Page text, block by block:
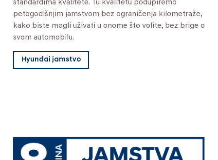
standardima kvalitete. Tu kvalitetu podupiremo
petogodišnjim jamstvom bez ograničenja kilometraže,
kako biste mogli uživati u onome što volite, bez brige o
svom automobilu.
Hyundai jamstvo